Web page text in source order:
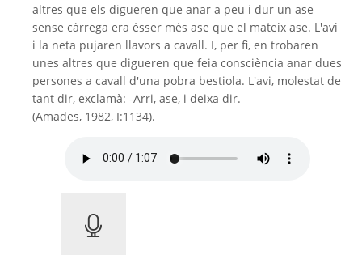
altres que els digueren que anar a peu i dur un ase
sense càrrega era ésser més ase que el mateix ase. L'avi
i la neta pujaren llavors a cavall. I, per fi, en trobaren
unes altres que digueren que feia consciència anar dues
persones a cavall d'una pobra bestiola. L'avi, molestat de
tant dir, exclamà: -Arri, ase, i deixa dir.
(Amades, 1982, I:1134).